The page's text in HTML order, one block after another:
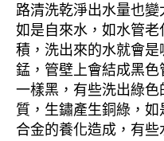
路清洗乾淨出水量也變
如是自來水，如水管
積，洗出來的水就會
錳，管壁上會結成黑
一樣黑，有些洗出綠
質，生鏽產生銅綠，
合金的養化造成，有